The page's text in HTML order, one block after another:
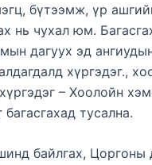
бүтээмж, үр
нь чухал юм.
дагуух эд
хүргэдэг.,
– Хоолойн
тусална.
байлгах, Цоргоны